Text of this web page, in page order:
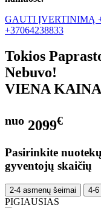
GAUTI ĮVERTINIMĄ
+37064238833
Tokios
Nebuvo!
VIENA KAINA
nuo 2099€
Pasirinkite
gyventojų skaičių
2-4 asmenų šeimai 4-
PIGIAUSIAS